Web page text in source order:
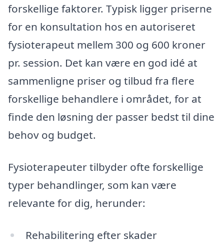
forskellige faktorer. Typisk ligger priserne
for en konsultation hos en autoriseret
fysioterapeut mellem 300 og 600 kroner
pr. session. Det kan være en god idé at
sammenligne priser og tilbud fra flere
forskellige behandlere i området, for at
finde den løsning der passer bedst til dine
behov og budget.
Fysioterapeuter tilbyder ofte forskellige
typer behandlinger, som kan være
relevante for dig, herunder:
Rehabilitering efter skader